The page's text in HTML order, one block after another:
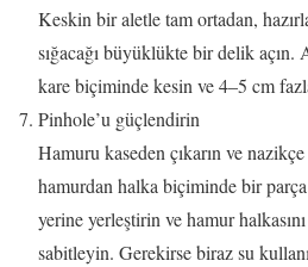
Keskin bir aletle tam ortadan,
sığacağı büyüklükte bir delik açın.
kare biçiminde kesin ve 4–5 cm
Pinhole’u güçlendirin
Hamuru kaseden çıkarın ve
hamurdan halka biçiminde bir
yerine yerleştirin ve hamur
sabitleyin. Gerekirse biraz su